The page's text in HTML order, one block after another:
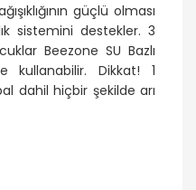
güçlü olması
sistemini destekler. 3
Beezone SU Bazlı
kullanabilir. Dikkat! 1
dahil hiçbir şekilde arı